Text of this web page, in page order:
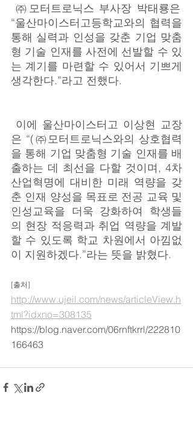
㈜모터트로닉스 부사장 박태룡은
“울산마이스터고등학교와의 협력을
통해 실력과 인성을 갖춘 기업 맞춤
형 기술 인재를 사전에 선발할 수 있
는 계기를 마련할 수 있어서 기쁘게
생각한다.”라고 전했다.
은 “(㈜모터트로닉스와의 상호협력
을 통해 기업 맞춤형 기술 인재를 배
출하는 데 최선을 다할 것이며, 4차
산업혁명에 대비한 미래 역량을 갖
춘 인재 양성을 목표로 전공 교육 및
인성교육을 더욱 강화하여 학생들
의 현장 적응력과 취업 역량을 계발
할 수 있도록 학교 차원에서 아낌없
이 지원하겠다.”라는 뜻을 밝혔다.
[출처]
http://www.ujeil.com/news/articleView.h
tml?idxno=308135
https://blog.naver.com/06rnftkrrl/222810
166463